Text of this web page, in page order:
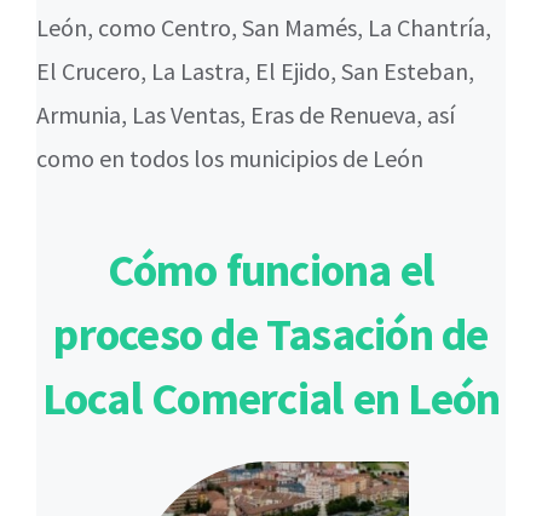
León, como Centro, San Mamés, La Chantría,
El Crucero, La Lastra, El Ejido, San Esteban,
Armunia, Las Ventas, Eras de Renueva, así
como en todos los municipios de León
Cómo funciona el
proceso de Tasación de
Local Comercial en León